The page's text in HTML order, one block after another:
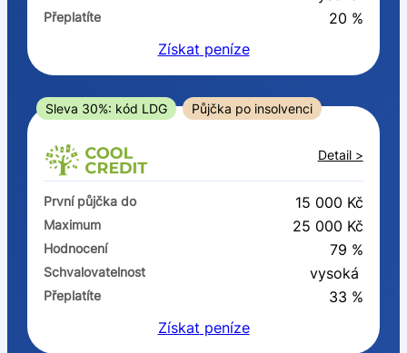
V hotovosti
ano
Přeplatíte
20 %
Získat peníze
Sleva 30%: kód LDG Půjčka po insolvenci
Detail >
První půjčka do 15 000 Kč
Maximum 25 000 Kč
Hodnocení 79 %
Schvalovatelnost vysoká
Přeplatíte
33 %
Získat peníze